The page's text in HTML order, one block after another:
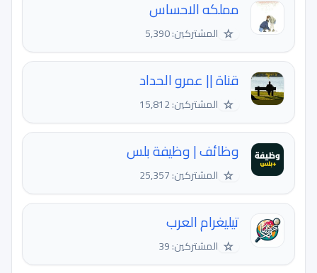
مملكه الاحساس
☆ المشتركين: 5,390
قناة || عمرو الحداد
☆ المشتركين: 15,812
وظائف | وظيفة بلس
☆ المشتركين: 25,357
تيليغرام العرب
☆ المشتركين: 39